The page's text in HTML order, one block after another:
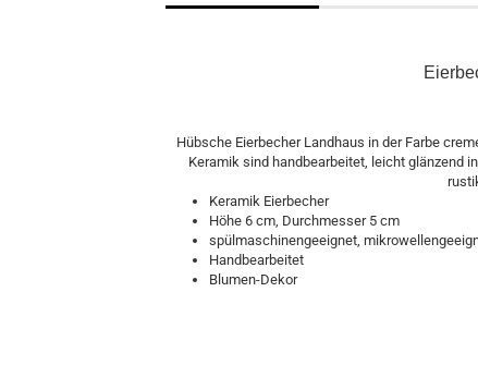
Hübsche Eierbecher Landhaus in der Farbe
Keramik sind handbearbeitet, leicht glänzend
Keramik Eierbecher
Höhe 6 cm, Durchmesser 5 cm
spülmaschinengeeignet,
Handbearbeitet
Blumen-Dekor